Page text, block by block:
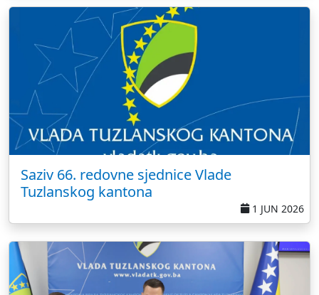
Saziv 66. redovne sjednice Vlade
Tuzlanskog kantona
1 JUN 2026